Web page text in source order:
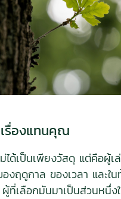
เรื่องแทนคุณ
ได้เป็นเพียงวัสดุ แต่คือผู้เ
งฤดูกาล ของเวลา และใ
ที่เลือกมันมาเป็นส่วนหนึ่ง